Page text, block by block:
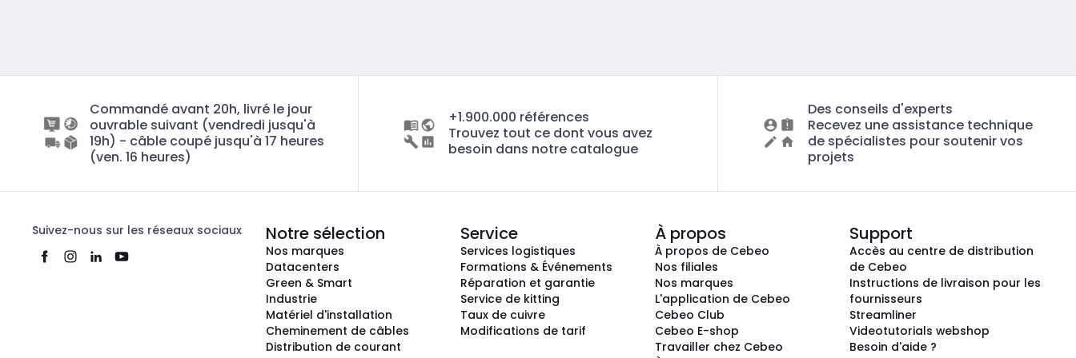
Commandé avant 20h, livré le jour
ouvrable suivant (vendredi jusqu'à
19h) - câble coupé jusqu'à 17 heures
(ven. 16 heures)
+1.900.000 références
Trouvez tout ce dont vous avez
besoin dans notre catalogue
Des conseils d'experts
Recevez une assistance technique
de spécialistes pour soutenir vos
projets
Suivez-nous sur les réseaux sociaux Notre sélection
Nos marques
Datacenters
Green & Smart
Industrie
Matériel d'installation
Cheminement de câbles
Distribution de courant
Service
Services logistiques
Formations & Événements
Réparation et garantie
Service de kitting
Taux de cuivre
Modifications de tarif
À propos
À propos de Cebeo
Nos filiales
Nos marques
L'application de Cebeo
Cebeo Club
Cebeo E-shop
Travailler chez Cebeo
Support
Accès au centre de distribution
de Cebeo
Instructions de livraison pour les
fournisseurs
Streamliner
Videotutorials webshop
Besoin d'aide ?